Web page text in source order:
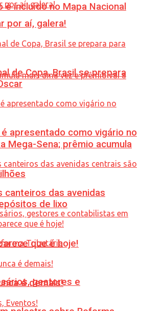
é incluído no Mapa Nacional
Mega-Sena; prêmio acumula
gestores e
por aí, galera!
de Copa, Brasil se prepara
apresentado como vigário no
canteiros das avenidas
de lixo
que é hoje!
é demais!